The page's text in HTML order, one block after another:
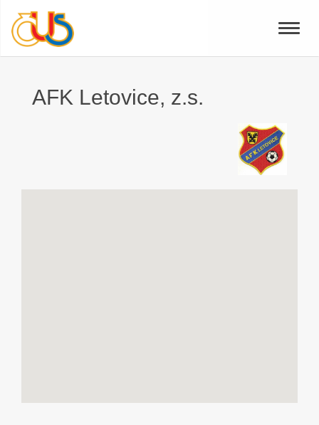
Toggle
AFK Letovice, z.s.